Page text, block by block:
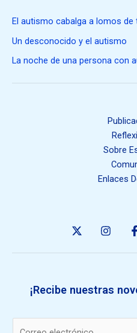
El autismo cabalga a lomos de
Un desconocido y el autismo
La noche de una persona con
Sobre
Enlaces
¡Recibe nuestras